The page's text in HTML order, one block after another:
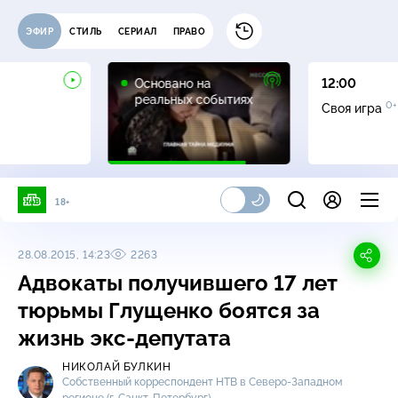
ЭФИР СТИЛЬ СЕРИАЛ ПРАВО
Основано на
реальных событиях
16+
12:00
Своя игра 0+
18+
28.08.2015, 14:23 2263
Адвокаты получившего 17 лет
тюрьмы Глущенко боятся за
жизнь экс-депутата
НИКОЛАЙ БУЛКИН
Собственный корреспондент НТВ в Северо-Западном